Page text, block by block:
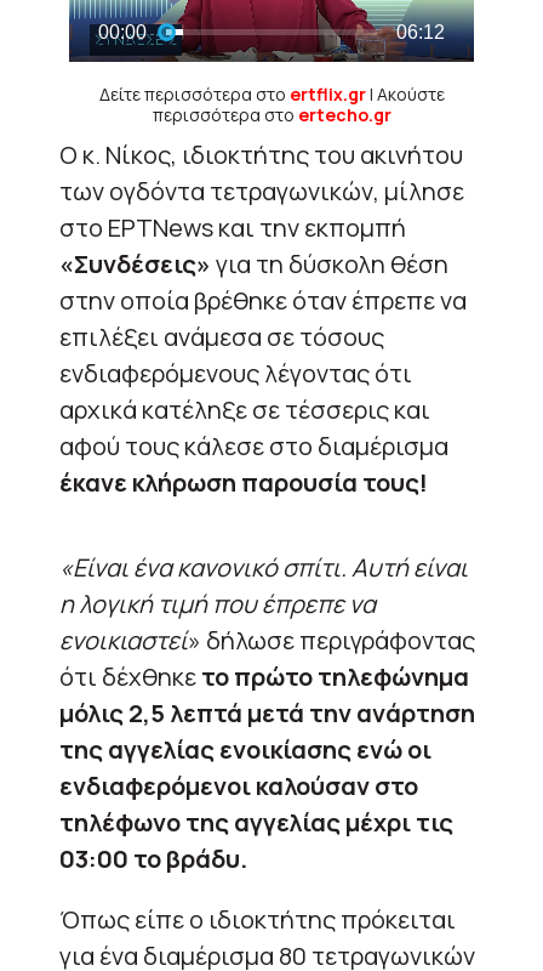
Δείτε περισσότερα στο ertflix.gr| Ακούστε
περισσότερα στο ertecho.gr
Ο κ. Νίκος, ιδιοκτήτης του ακινήτου
των ογδόντα τετραγωνικών, μίλησε
στο EΡΤΝews και την εκπομπή
«Συνδέσεις» για τη δύσκολη θέση
στην οποία βρέθηκε όταν έπρεπε να
επιλέξει ανάμεσα σε τόσους
ενδιαφερόμενους λέγοντας ότι
αρχικά κατέληξε σε τέσσερις και
αφού τους κάλεσε στο διαμέρισμα
έκανε κλήρωση παρουσία τους!
«Είναι ένα κανονικό σπίτι. Αυτή είναι
η λογική τιμή που έπρεπε να
ενοικιαστεί» δήλωσε περιγράφοντας
ότι δέχθηκετο πρώτο τηλεφώνημα
μόλις 2,5 λεπτά μετά την ανάρτηση
της αγγελίας ενοικίασης ενώ οι
ενδιαφερόμενοι καλούσαν στο
τηλέφωνο της αγγελίας μέχρι τις
03:00 το βράδυ.
Όπως είπε ο ιδιοκτήτης πρόκειται
για ένα διαμέρισμα 80 τετραγωνικών